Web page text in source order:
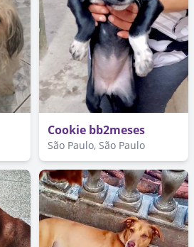
Cookie bb2meses
São Paulo, São Paulo